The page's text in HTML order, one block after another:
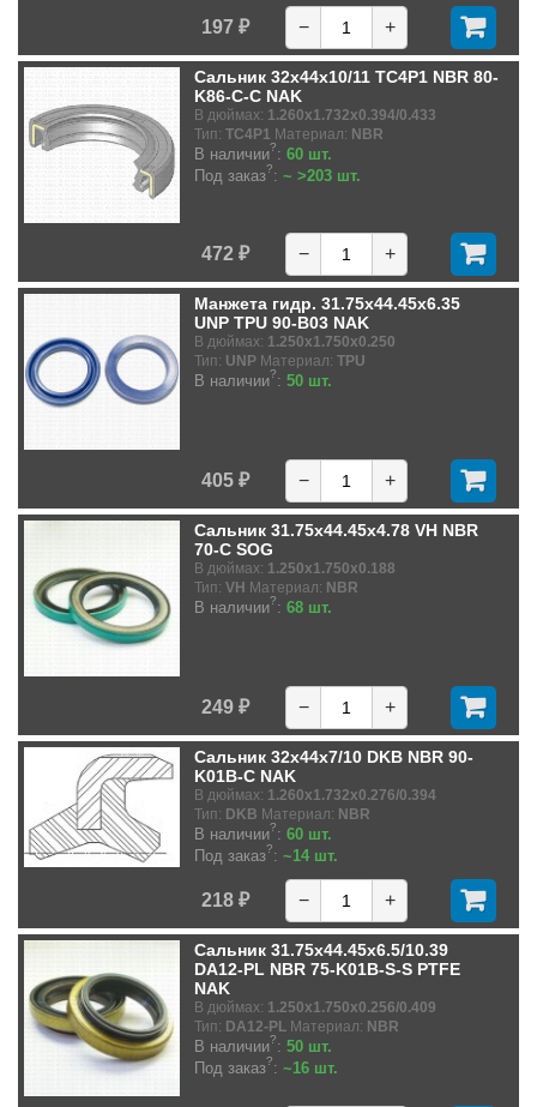
197 ₽ − +
Сальник 32x44x10/11 TC4P1 NBR 80-
K86-C-C NAK
В дюймах: 1.260x1.732x0.394/0.433
Тип: TC4P1 Материал: NBR
В наличии?: 60 шт.
Под заказ?: ~ >203 шт.
472 ₽ − +
Манжета гидр. 31.75x44.45x6.35
UNP TPU 90-B03 NAK
В дюймах: 1.250x1.750x0.250
Тип: UNP Материал: TPU
В наличии?: 50 шт.
405 ₽ − +
Сальник 31.75x44.45x4.78 VH NBR
70-C SOG
В дюймах: 1.250x1.750x0.188
Тип: VH Материал: NBR
В наличии?: 68 шт.
249 ₽ − +
Сальник 32x44x7/10 DKB NBR 90-
K01B-C NAK
В дюймах: 1.260x1.732x0.276/0.394
Тип: DKB Материал: NBR
В наличии?: 60 шт.
Под заказ?: ~14 шт.
218 ₽ − +
Сальник 31.75x44.45x6.5/10.39
DA12-PL NBR 75-K01B-S-S PTFE
NAK
В дюймах: 1.250x1.750x0.256/0.409
Тип: DA12-PL Материал: NBR
В наличии?: 50 шт.
Под заказ?: ~16 шт.